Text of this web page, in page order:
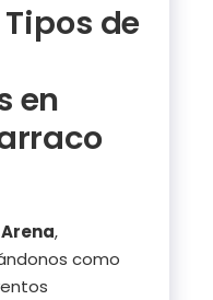
de
en
,
como